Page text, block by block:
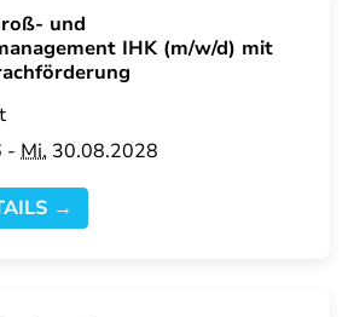
und
IHK (m/w/d) mit
-Mi. 30.08.2028
→